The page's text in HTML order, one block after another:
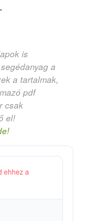
is
a
a tartalmak,
pdf
csak
el!
ehhez a